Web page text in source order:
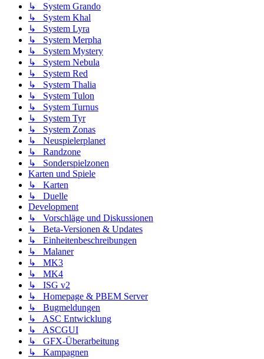
↳ System Grando
↳ System Khal
↳ System Lyra
↳ System Merpha
↳ System Mystery
↳ System Nebula
↳ System Red
↳ System Thalia
↳ System Tulon
↳ System Turnus
↳ System Tyr
↳ System Zonas
↳ Neuspielerplanet
↳ Randzone
↳ Sonderspielzonen
Karten und Spiele
↳ Karten
↳ Duelle
Development
↳ Vorschläge und Diskussionen
↳ Beta-Versionen & Updates
↳ Einheitenbeschreibungen
↳ Malaner
↳ MK3
↳ MK4
↳ ISG v2
↳ Homepage & PBEM Server
↳ Bugmeldungen
↳ ASC Entwicklung
↳ ASCGUI
↳ GFX-Überarbeitung
↳ Kampagnen